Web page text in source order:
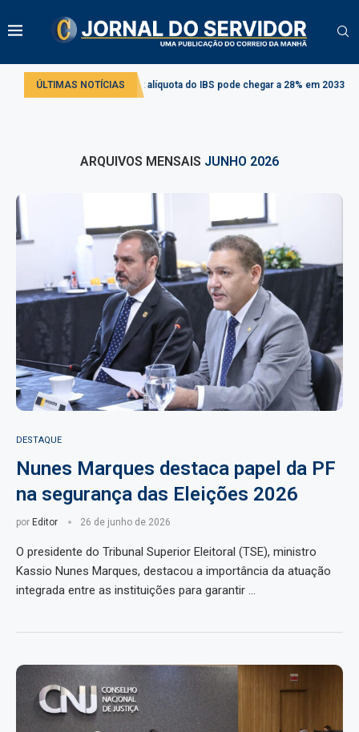
ÚLTIMAS NOTÍCIAS
alíquota do IBS pode chegar a 28% em 2033 Comissão debate
ARQUIVOS MENSAIS JUNHO 2026
DESTAQUE
Nunes Marques destaca papel da PF
na segurança das Eleições 2026
por Editor 26 de junho de 2026
O presidente do Tribunal Superior Eleitoral (TSE), ministro
Kassio Nunes Marques, destacou a importância da atuação
integrada entre as instituições para garantir …